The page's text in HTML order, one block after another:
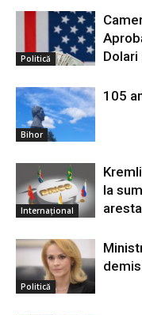
Politică
Dolari
Bihor
105
Internațional
la
Politică